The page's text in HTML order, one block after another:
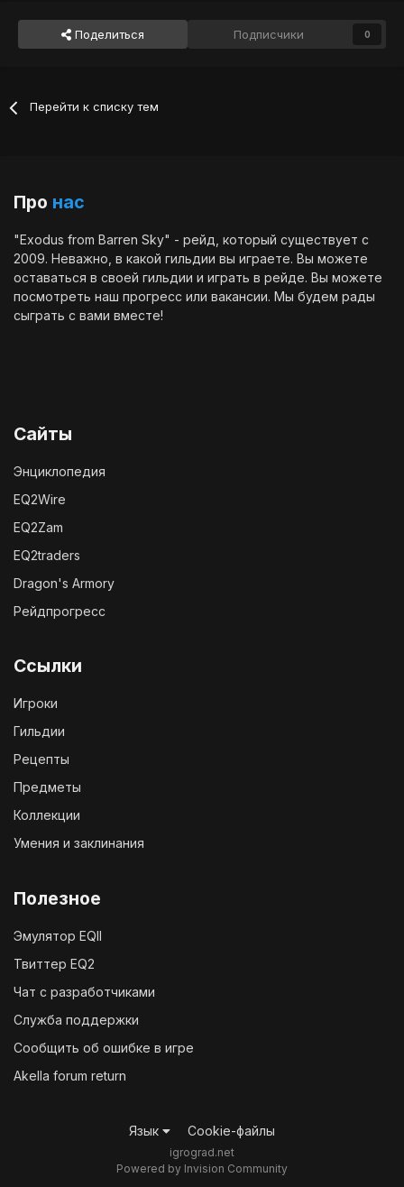
Поделиться Подписчики 0
Перейти к списку тем
Про нас
"Exodus from Barren Sky" - рейд, который существует с
2009. Неважно, в какой гильдии вы играете. Вы можете
оставаться в своей гильдии и играть в рейде. Вы можете
посмотреть наш прогресс или вакансии. Мы будем рады
сыграть с вами вместе!
Сайты
Энциклопедия
EQ2Wire
EQ2Zam
EQ2traders
Dragon's Armory
Рейдпрогресс
Ссылки
Игроки
Гильдии
Рецепты
Предметы
Коллекции
Умения и заклинания
Полезное
Эмулятор EQII
Твиттер EQ2
Чат с разработчиками
Служба поддержки
Сообщить об ошибке в игре
Akella forum return
Язык Cookie-файлы
igrograd.net
Powered by Invision Community